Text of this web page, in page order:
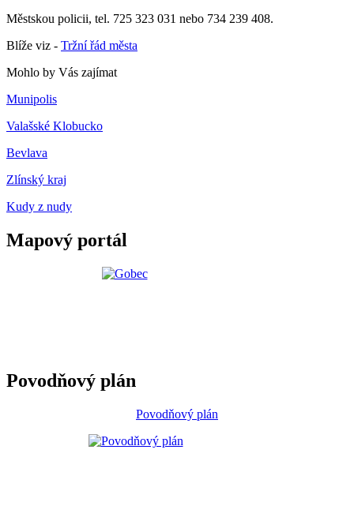
Městskou policii, tel. 725 323 031 nebo 734 239 408.
Blíže viz - Tržní řád města
Mohlo by Vás zajímat
Munipolis
Valašské Klobucko
Bevlava
Zlínský kraj
Kudy z nudy
Mapový portál
Povodňový plán
Povodňový plán